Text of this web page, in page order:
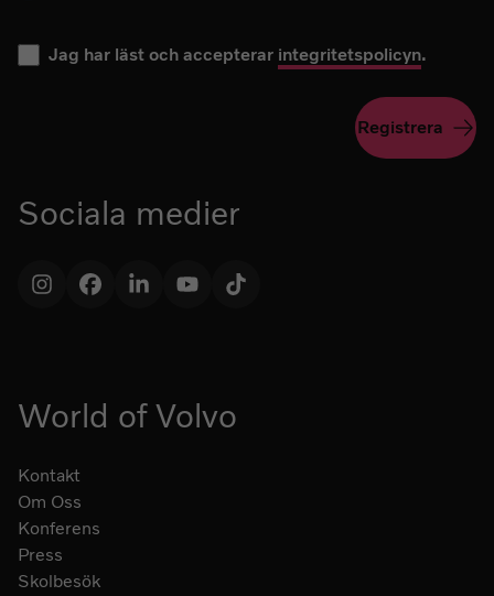
World of Volvo
Kontakt
Om Oss
Konferens
Press
Skolbesök
Jag har läst och accepterar integritetspolicyn.
Registrera
Sociala medier
InstagramFacebookLinkedInYouTubeTikTok